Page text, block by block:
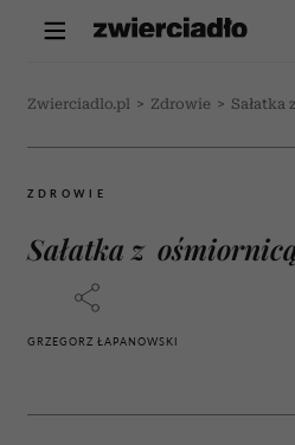
Zwierciadlo.pl > Zdrowie >
ZDROWIE
Sałatka z
GRZEGORZ ŁAPANOWSKI